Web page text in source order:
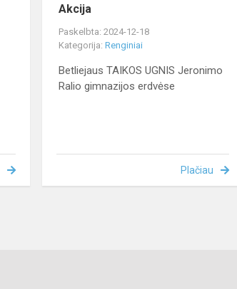
Akcija
Paskelbta: 2024-12-18
Kategorija:Renginiai
Betliejaus TAIKOS UGNIS Jeronimo
Ralio gimnazijos erdvėse
Plačiau